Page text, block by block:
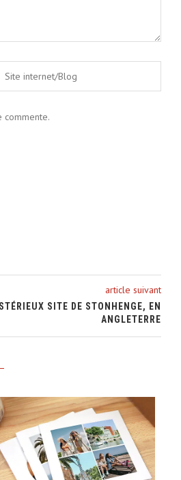
commente.
article suivant
SITE DE STONHENGE, EN
ANGLETERRE